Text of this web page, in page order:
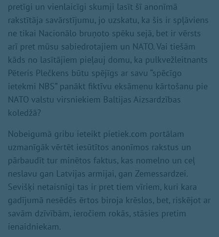
pretīgi un vienlaicīgi skumji lasīt šī anonīmā
rakstītāja savārstījumu, jo uzskatu, ka šis ir spļāviens
ne tikai Nacionālo bruņoto spēku sejā, bet ir vērsts
arī pret mūsu sabiedrotajiem un NATO. Vai tiešām
kāds no lasītājiem pieļauj domu, ka pulkvežleitnants
Pēteris Plečkens būtu spējīgs ar savu “spēcīgo
ietekmi NBS” panākt fiktīvu eksāmenu kārtošanu pie
NATO valstu virsniekiem Baltijas Aizsardzības
koledžā?
Nobeigumā gribu ieteikt pietiek.com portālam
uzmanīgāk vērtēt iesūtītos anonīmos rakstus un
pārbaudīt tur minētos faktus, kas nomelno un ceļ
neslavu gan Latvijas armijai, gan Zemessardzei.
Sevišķi netaisnīgi tas ir pret tiem vīriem, kuri kara
gadījumā nesēdēs ērtos biroja krēslos, bet, riskējot ar
savām dzīvībām, ieročiem rokās, stāsies pretim
ienaidniekam.